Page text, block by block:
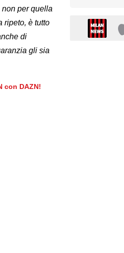
per quella
ripeto, è tutto
di
gli sia
con DAZN!